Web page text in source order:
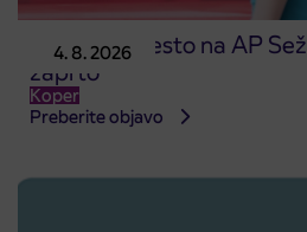
4. 8. 2026
Prodajno mesto na AP
zaprto
Koper
Preberite objavo